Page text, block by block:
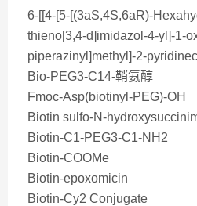
6-[[4-[5-[(3aS,4S,6aR)-
thieno[3,4-d]imidazol-4-yl]-1-
piperazinyl]methyl]-2-
Bio-PEG3-C14-鞘氨醇
Fmoc-Asp(biotinyl-PEG)-OH
Biotin sulfo-N-
Biotin-C1-PEG3-C1-NH2
Biotin-COOMe
Biotin-epoxomicin
Biotin-Cy2 Conjugate